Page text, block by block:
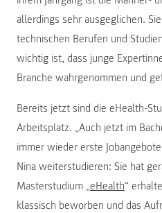
allerdings sehr ausgeglichen.
technischen Berufen und
wichtig ist, dass junge
Branche wahrgenommen und
Bereits jetzt sind die eHealth-
Arbeitsplatz. „Auch jetzt im
immer wieder erste
Nina weiterstudieren: Sie hat
Masterstudium „eHealth“
klassisch beworben und das